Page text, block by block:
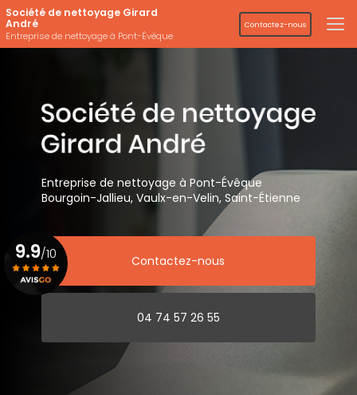
Aller
au
contenu
principal
Société de nettoyage Girard
André
Entreprise de nettoyage à Pont-Évêque
Contactez-nous
Entreprise de nettoyage à Pont-Évêque
Bourgoin-Jallieu, Vaulx-en-Velin, Saint-Étienne
Contactez-nous
04 74 57 26 55
9.9/10